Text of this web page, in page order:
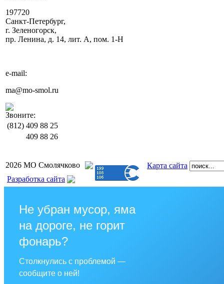
197720
Санкт-Петербург,
г. Зеленогорск,
пр. Ленина, д. 14, лит. А, пом. 1-Н
e-mail:
ma@mo-smol.ru
Звоните:
(812) 409 88 25
409 88 26
2026 МО Смолячково
Карта сайта
Разработка сайта
Не убран мусор, яма
на дороге, не горит
фонарь?
Столкнулись с проблемой —
сообщите о ней!